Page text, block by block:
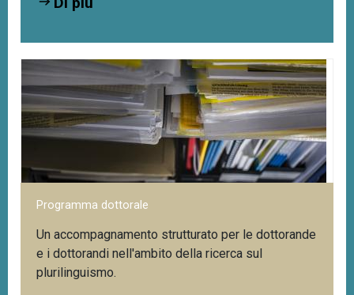
Programma dottorale
Un accompagnamento strutturato per le dottorande
e i dottorandi nell'ambito della ricerca sul
plurilinguismo.